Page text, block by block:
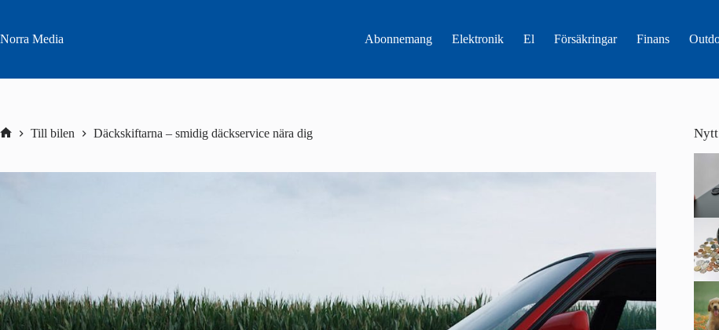
innehåll
Norra Media Abonnemang Elektronik El Försäkringar Finans
Till bilen Däckskiftarna – smidig däckservice nära dig Nytt